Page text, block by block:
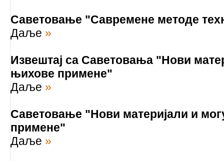
Саветовање "Савремене методе
Даље »
Извештај са Саветовања "Нови
њихове примене"
Даље »
Саветовање "Нови материјали и
примене"
Даље »